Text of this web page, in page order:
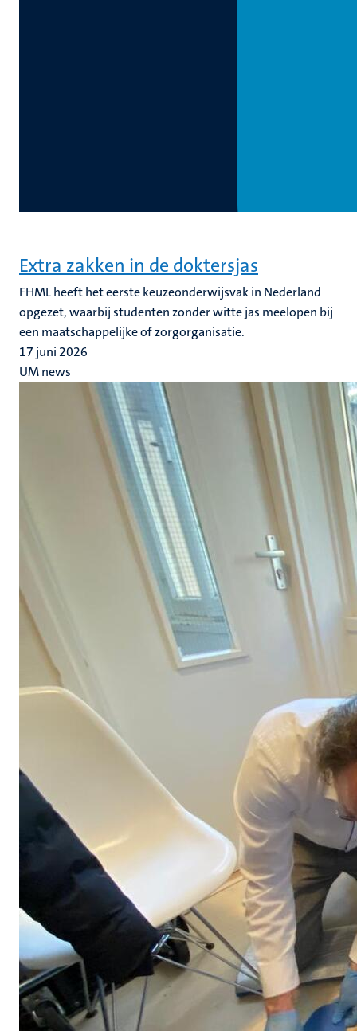
Extra zakken in de doktersjas
FHML heeft het eerste keuzeonderwijsvak in Nederland
opgezet, waarbij studenten zonder witte jas meelopen bij
een maatschappelijke of zorgorganisatie.
17 juni 2026
UM news